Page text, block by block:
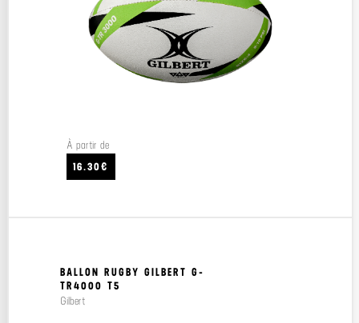
À partir de
16.30€
BALLON RUGBY GILBERT G-
TR4000 T5
Gilbert